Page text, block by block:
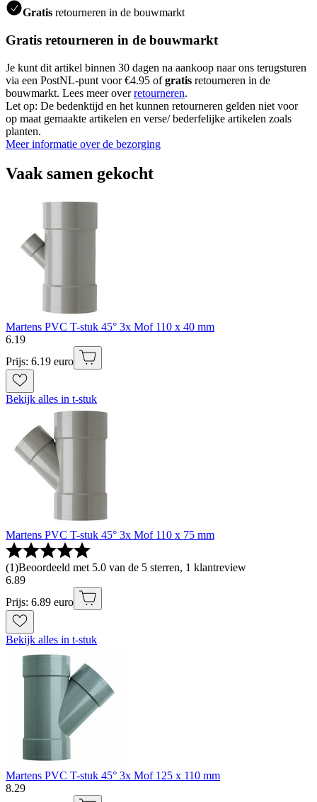
Gratis retourneren in de bouwmarkt
Gratis retourneren in de bouwmarkt
Je kunt dit artikel binnen 30 dagen na aankoop naar ons terugsturen
via een PostNL-punt voor €4.95 ofgratis retourneren in de
bouwmarkt. Lees meer overretourneren.
Let op: De bedenktijd en het kunnen retourneren gelden niet voor
op maat gemaakte artikelen en verse/ bederfelijke artikelen zoals
planten.
Meer informatie over de bezorging
Vaak samen gekocht
Martens PVC T-stuk 45° 3x Mof 110 x 40 mm
6.19
Prijs: 6.19 euro
Bekijk alles in t-stuk
Martens PVC T-stuk 45° 3x Mof 110 x 75 mm
(1)Beoordeeld met 5.0 van de 5 sterren, 1 klantreview
6.89
Prijs: 6.89 euro
Bekijk alles in t-stuk
Martens PVC T-stuk 45° 3x Mof 125 x 110 mm
8.29